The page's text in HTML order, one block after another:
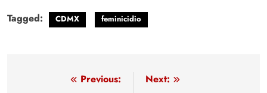
Tagged: CDMX feminicidio
NavegaciónPrevious:
Next: